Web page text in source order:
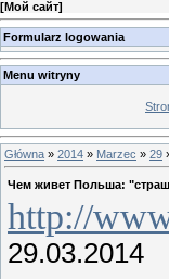
[Мой сайт]
Formularz logowania
Menu witryny
Główna » 2014 » Marzec » 29
Чем живет Польша:
http://
29.03.2014